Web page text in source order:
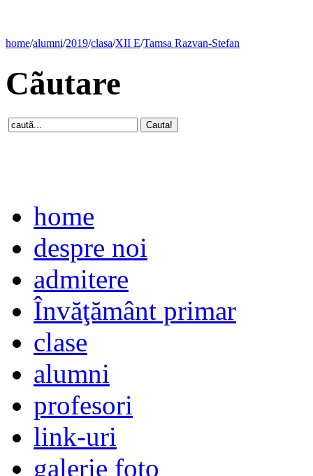
home/alumni/2019/clasa/XII E/Tamsa Razvan-Stefan
Cãutare
home
despre noi
admitere
Învăţământ primar
clase
alumni
profesori
link-uri
galerie foto